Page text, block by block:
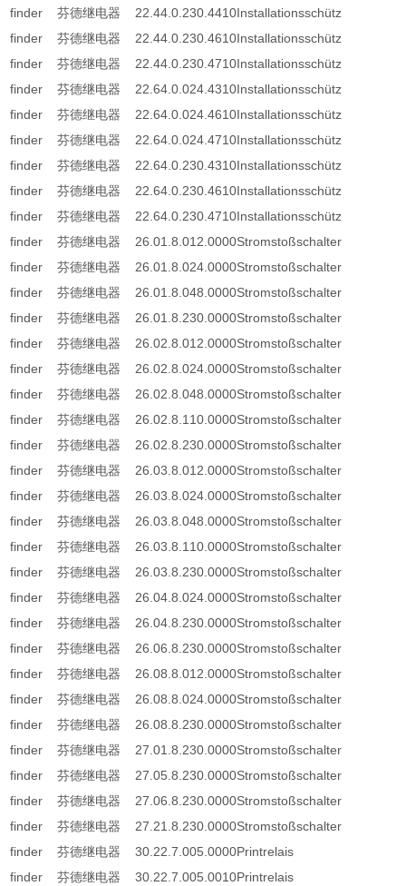
finder 芬德继电器 22.44.0.230.4410Installationsschütz
finder 芬德继电器 22.44.0.230.4610Installationsschütz
finder 芬德继电器 22.44.0.230.4710Installationsschütz
finder 芬德继电器 22.64.0.024.4310Installationsschütz
finder 芬德继电器 22.64.0.024.4610Installationsschütz
finder 芬德继电器 22.64.0.024.4710Installationsschütz
finder 芬德继电器 22.64.0.230.4310Installationsschütz
finder 芬德继电器 22.64.0.230.4610Installationsschütz
finder 芬德继电器 22.64.0.230.4710Installationsschütz
finder 芬德继电器 26.01.8.012.0000Stromstoßschalter
finder 芬德继电器 26.01.8.024.0000Stromstoßschalter
finder 芬德继电器 26.01.8.048.0000Stromstoßschalter
finder 芬德继电器 26.01.8.230.0000Stromstoßschalter
finder 芬德继电器 26.02.8.012.0000Stromstoßschalter
finder 芬德继电器 26.02.8.024.0000Stromstoßschalter
finder 芬德继电器 26.02.8.048.0000Stromstoßschalter
finder 芬德继电器 26.02.8.110.0000Stromstoßschalter
finder 芬德继电器 26.02.8.230.0000Stromstoßschalter
finder 芬德继电器 26.03.8.012.0000Stromstoßschalter
finder 芬德继电器 26.03.8.024.0000Stromstoßschalter
finder 芬德继电器 26.03.8.048.0000Stromstoßschalter
finder 芬德继电器 26.03.8.110.0000Stromstoßschalter
finder 芬德继电器 26.03.8.230.0000Stromstoßschalter
finder 芬德继电器 26.04.8.024.0000Stromstoßschalter
finder 芬德继电器 26.04.8.230.0000Stromstoßschalter
finder 芬德继电器 26.06.8.230.0000Stromstoßschalter
finder 芬德继电器 26.08.8.012.0000Stromstoßschalter
finder 芬德继电器 26.08.8.024.0000Stromstoßschalter
finder 芬德继电器 26.08.8.230.0000Stromstoßschalter
finder 芬德继电器 27.01.8.230.0000Stromstoßschalter
finder 芬德继电器 27.05.8.230.0000Stromstoßschalter
finder 芬德继电器 27.06.8.230.0000Stromstoßschalter
finder 芬德继电器 27.21.8.230.0000Stromstoßschalter
finder 芬德继电器 30.22.7.005.0000Printrelais
finder 芬德继电器 30.22.7.005.0010Printrelais